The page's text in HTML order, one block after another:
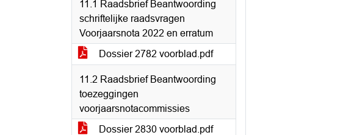
11.1 Raadsbrief Beantwoording
schriftelijke raadsvragen
Voorjaarsnota 2022 en erratum
Dossier 2782 voorblad.pdf
11.2 Raadsbrief Beantwoording
toezeggingen
voorjaarsnotacommissies
Dossier 2830 voorblad.pdf